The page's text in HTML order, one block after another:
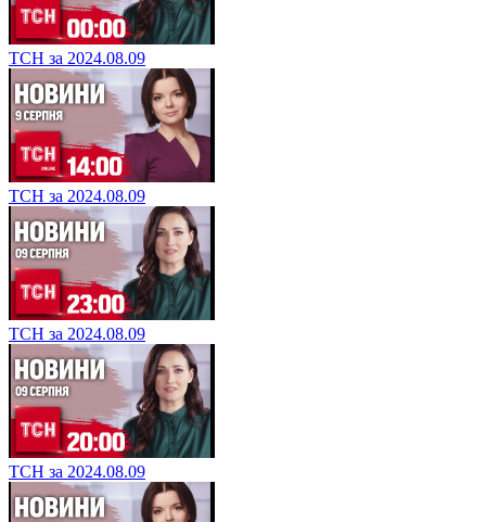
ТСН за 2024.08.09
ТСН за 2024.08.09
ТСН за 2024.08.09
ТСН за 2024.08.09